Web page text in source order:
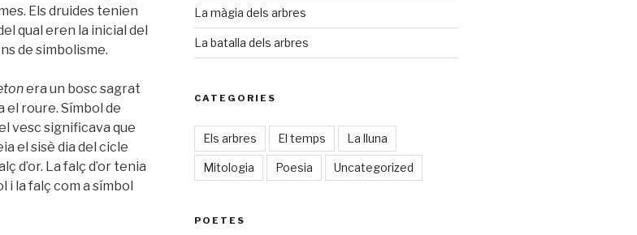
Els druides tenien
qual eren la inicial del
de simbolisme.
era un bosc sagrat
el roure. Símbol de
vesc significava que
el sisè dia del cicle
d’or. La falç d’or tenia
i la falç com a símbol
La màgia dels arbres
La batalla dels arbres
CATEGORIES
Els arbres El temps La lluna
Mitologia Poesia Uncategorized
POETES